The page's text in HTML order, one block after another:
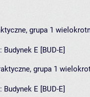
grupa 1
Budynek E [BUD-E]
grupa 1
Budynek E [BUD-E]